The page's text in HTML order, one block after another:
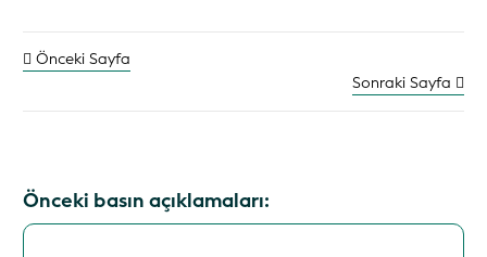
Önceki Sayfa
Sonraki Sayfa
Önceki basın açıklamaları: